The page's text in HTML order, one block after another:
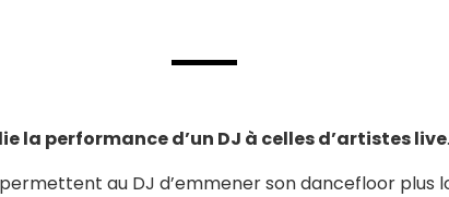
la performance d’un DJ à celles d’artistes live
au DJ d’emmener son dancefloor plus